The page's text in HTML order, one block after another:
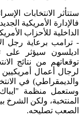
ستتأثر الانتخابات
فالإدارة الأمريكية
- ترامب برعاية رجل
اديلسون سيؤثر على
توقعاتهم من نتائج
لرجال أعمال أمريكيين
وستعمل منظمة
المنتخبة، ولكن الشرخ
الصعب تصليحه.